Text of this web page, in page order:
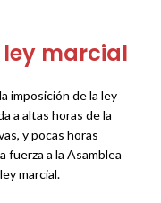
marcial
imposición de la ley
a altas horas de la
y pocas horas
fuerza a la Asamblea
marcial.